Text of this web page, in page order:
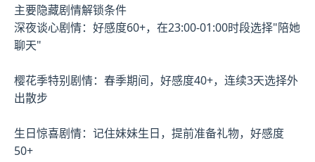
主要隐藏剧情解锁条件
深夜谈心剧情：好感度60+，在23:00-01:00时段选择"陪她
聊天"
樱花季特别剧情：春季期间，好感度40+，连续3天选择外
出散步
生日惊喜剧情：记住妹妹生日，提前准备礼物，好感度
50+